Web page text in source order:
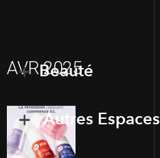
AVR 2025
Beauté
Autres Espaces